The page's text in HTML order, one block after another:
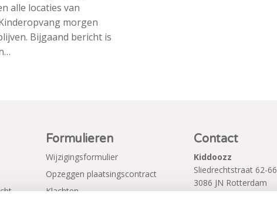
alle locaties van
morgen
Bijgaand bericht is
Formulieren
Wijzigingsformulier
Opzeggen plaatsingscontract
Klachten
Contact
Kiddoozz
Sliedrechtstraat 62-66
3086 JN Rotterdam